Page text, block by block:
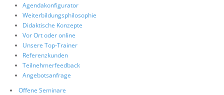
Agendakonfigurator
Weiterbildungsphilosophie
Didaktische Konzepte
Vor Ort oder online
Unsere Top-Trainer
Referenzkunden
Teilnehmerfeedback
Angebotsanfrage
Offene Seminare